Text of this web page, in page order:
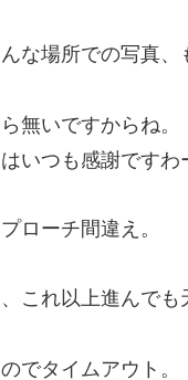
な場所での写真、
無いですからね。
いつも感謝ですわ
ローチ間違え。
これ以上進んでも
でタイムアウト。